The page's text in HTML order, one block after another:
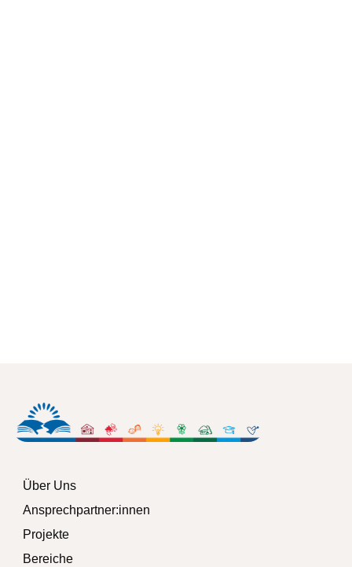
Über Uns
Ansprechpartner:innen
Projekte
Bereiche